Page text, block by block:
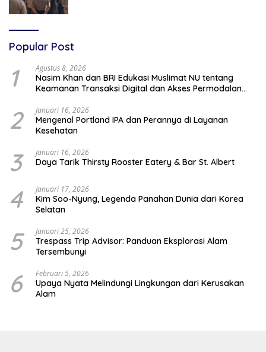
Popular Post
1 Agustus 8, 2026
Nasim Khan dan BRI Edukasi Muslimat NU tentang
Keamanan Transaksi Digital dan Akses Permodalan
2 Januari 16, 2026
Mengenal Portland IPA dan Perannya di Layanan
Kesehatan
3 Januari 16, 2026
Daya Tarik Thirsty Rooster Eatery & Bar St. Albert
4 Januari 17, 2026
Kim Soo-Nyung, Legenda Panahan Dunia dari Korea
Selatan
5 Januari 25, 2026
Trespass Trip Advisor: Panduan Eksplorasi Alam
Tersembunyi
6 Februari 5, 2026
Upaya Nyata Melindungi Lingkungan dari Kerusakan
Alam